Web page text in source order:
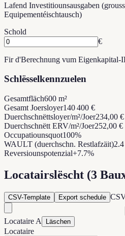
Lafend Investitiounsausgaben
Equipementéischtausch)
Schold
€
Fir d'Berechnung vum Eigenkapital-
Schlësselkennzuelen
Gesamtfläch600 m²
Gesamt Joersloyer140 400 €
Duerchschnëttsloyer/m²/Joer234,00 €
Duerchschnëtt ERV/m²/Joer252,00 €
Occupatiounsquot100%
WAULT (duerchschn. Restlafzäit)
Reversiouns­potenzial+7.7%
Locatairslëscht (3
CSV-Template Export schedule
Locataire A Läschen
Locataire